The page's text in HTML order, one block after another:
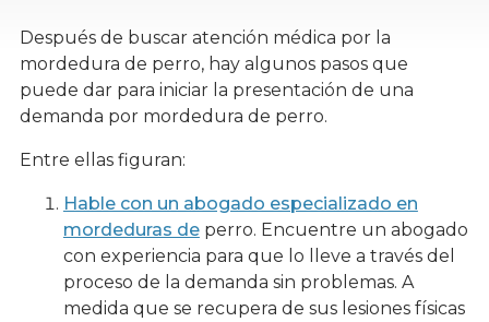
Después de buscar atención médica por la
mordedura de perro, hay algunos pasos que
puede dar para iniciar la presentación de una
demanda por mordedura de perro.
Entre ellas figuran:
Hable con un abogado especializado en
mordeduras deperro. Encuentre un abogado
con experiencia para que lo lleve a través del
proceso de la demanda sin problemas. A
medida que se recupera de sus lesiones físicas